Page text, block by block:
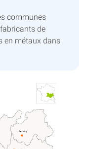
communes
de
en métaux dans